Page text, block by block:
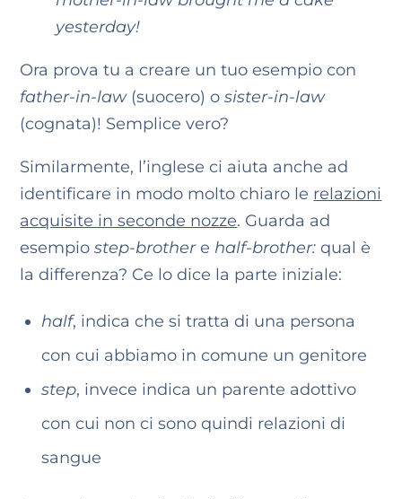
yesterday!
Ora prova tu a creare un tuo esempio con
father-in-law(suocero) osister-in-law
(cognata)! Semplice vero?
Similarmente, l’inglese ci aiuta anche ad
identificare in modo molto chiaro le relazioni
acquisite in seconde nozze. Guarda ad
esempiostep-brothere half-brother: qual è
la differenza? Ce lo dice la parte iniziale:
half, indica che si tratta di una persona
con cui abbiamo in comune un genitore
step, invece indica un parente adottivo
con cui non ci sono quindi relazioni di
sangue